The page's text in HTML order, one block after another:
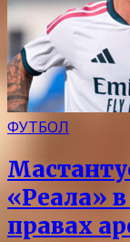
ФУТБОЛ
«Реала»
правах